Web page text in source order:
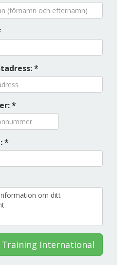
*
*
*
International